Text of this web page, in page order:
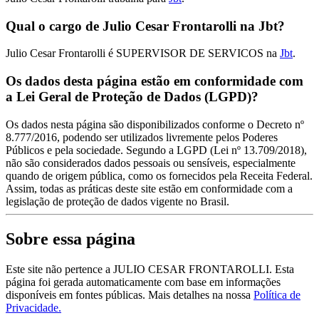
Qual o cargo de Julio Cesar Frontarolli na Jbt?
Julio Cesar Frontarolli é SUPERVISOR DE SERVICOS na Jbt.
Os dados desta página estão em conformidade com
a Lei Geral de Proteção de Dados (LGPD)?
Os dados nesta página são disponibilizados conforme o Decreto nº
8.777/2016, podendo ser utilizados livremente pelos Poderes
Públicos e pela sociedade. Segundo a LGPD (Lei nº 13.709/2018),
não são considerados dados pessoais ou sensíveis, especialmente
quando de origem pública, como os fornecidos pela Receita Federal.
Assim, todas as práticas deste site estão em conformidade com a
legislação de proteção de dados vigente no Brasil.
Sobre essa página
Este site não pertence a JULIO CESAR FRONTAROLLI. Esta
página foi gerada automaticamente com base em informações
disponíveis em fontes públicas. Mais detalhes na nossa Política de
Privacidade.